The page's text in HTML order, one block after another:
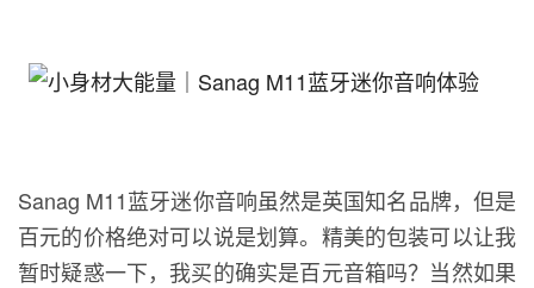
Sanag M11蓝牙迷你音响虽然是英国知名品牌，但是
百元的价格绝对可以说是划算。精美的包装可以让我
暂时疑惑一下，我买的确实是百元音箱吗？当然如果